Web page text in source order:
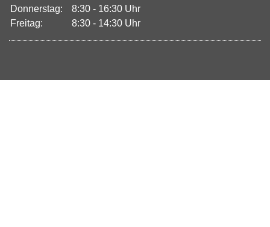
Donnerstag:
8:30 - 16:30 Uhr
Freitag:
8:30 - 14:30 Uhr